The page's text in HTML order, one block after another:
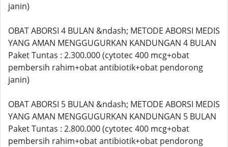
janin)
OBAT ABORSI 4 BULAN &ndash; METODE ABORSI MEDIS
YANG AMAN MENGGUGURKAN KANDUNGAN 4 BULAN
Paket Tuntas : 2.300.000 (cytotec 400 mcg+obat
pembersih rahim+obat antibiotik+obat pendorong
janin)
OBAT ABORSI 5 BULAN &ndash; METODE ABORSI MEDIS
YANG AMAN MENGGUGURKAN KANDUNGAN 5 BULAN
Paket Tuntas : 2.800.000 (cytotec 400 mcg+obat
pembersih rahim+obat antibiotik+obat pendorong